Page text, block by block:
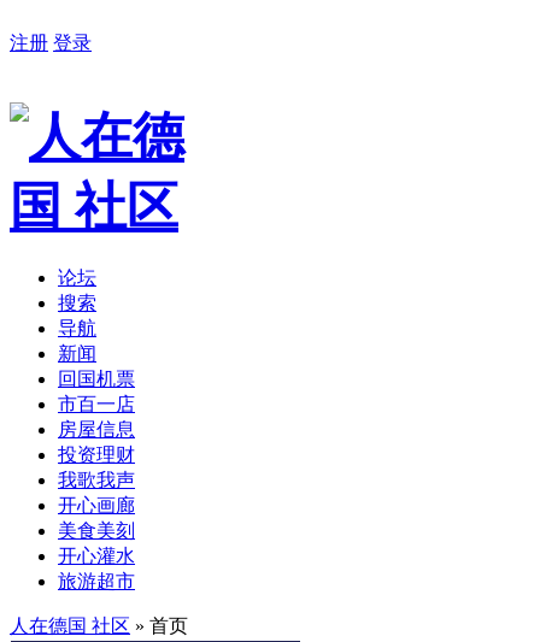
注册 登录
论坛
搜索
导航
新闻
回国机票
市百一店
房屋信息
投资理财
我歌我声
开心画廊
美食美刻
开心灌水
旅游超市
人在德国 社区 » 首页